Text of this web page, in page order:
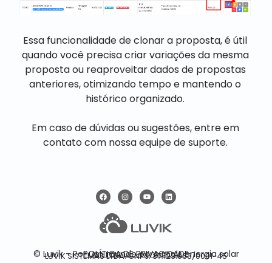
Essa funcionalidade de clonar a proposta, é útil
quando você precisa criar variações da mesma
proposta ou reaproveitar dados de propostas
anteriores, otimizando tempo e mantendo o
histórico organizado.
Em caso de dúvidas ou sugestões, entre em
contato com nossa equipe de suporte.
POLÍTICA DE PRIVACIDADE
LUVIK SISTEMAS LTDA. CNPJ: 37.123.063/0001-45
© Luvik - Por um mundo com mais energia solar